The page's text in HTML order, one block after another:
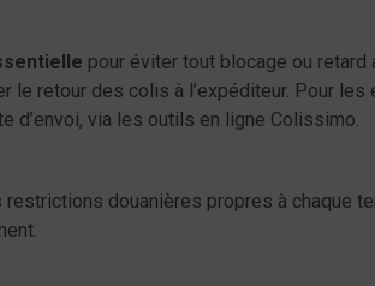
pour éviter tout blocage ou retard
le retour des colis à l’expéditeur. Pour
d’envoi, via les outils en ligne Colissimo.
douanières propres à chaque